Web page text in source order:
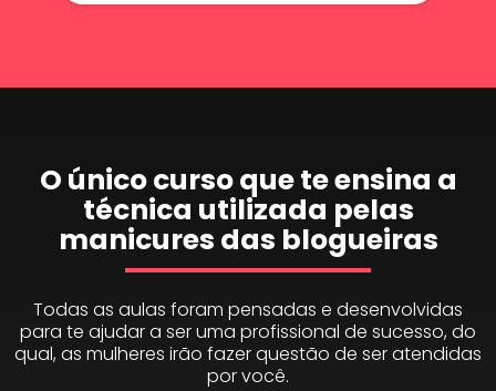
O único curso que te ensina a
técnica utilizada pelas
manicures das blogueiras
Todas as aulas foram pensadas e desenvolvidas
para te ajudar a ser uma profissional de sucesso, do
qual, as mulheres irão fazer questão de ser atendidas
por você.